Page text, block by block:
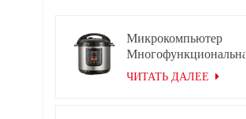
Микрокомпьютер
Многофункциональная
умная электрическая
скороварка из
ЧИТАТЬ ДАЛЕЕ